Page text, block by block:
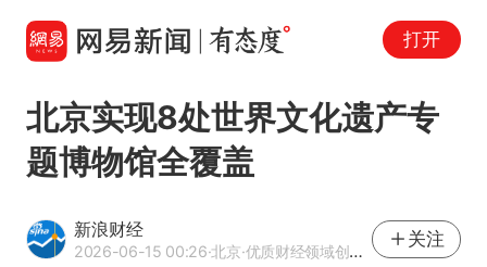
打开
北京实现8处世界文化遗产专
题博物馆全覆盖
新浪财经
2026-06-15 00:26·北京·优质财经领域创作者
关注